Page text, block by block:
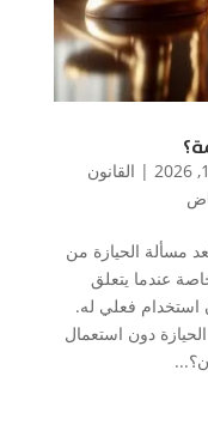
| القانون
مسألة الحيازة من
عندما يتعلق
استخدام فعلي له.
دون استعمال